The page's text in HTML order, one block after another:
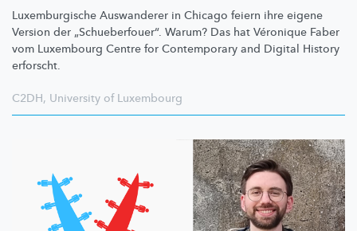
Luxemburgische Auswanderer in Chicago feiern ihre eigene
Version der „Schueberfouer“. Warum? Das hat Véronique Faber
vom Luxembourg Centre for Contemporary and Digital History
erforscht.
C2DH, University of Luxembourg